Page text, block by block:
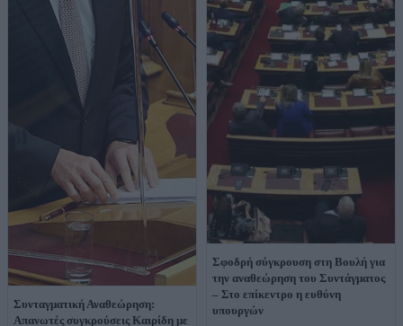
Συνταγματική Αναθεώρηση:
Απανωτές συγκρούσεις Καιρίδη με
Σφοδρή σύγκρουση στη Βουλή για
την αναθεώρηση του Συντάγματος
– Στο επίκεντρο η ευθύνη
υπουργών